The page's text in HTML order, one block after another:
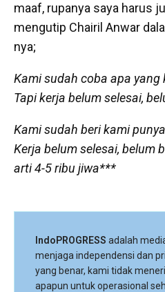
maaf, rupanya saya harus
mengutip Chairil Anwar
nya;
Kami sudah coba apa yang
Tapi kerja belum selesai,
Kami sudah beri kami
Kerja belum selesai, belum
arti 4-5 ribu jiwa***
IndoPROGRESS adalah
menjaga independensi dan
yang benar, kami tidak
apapun untuk operasional